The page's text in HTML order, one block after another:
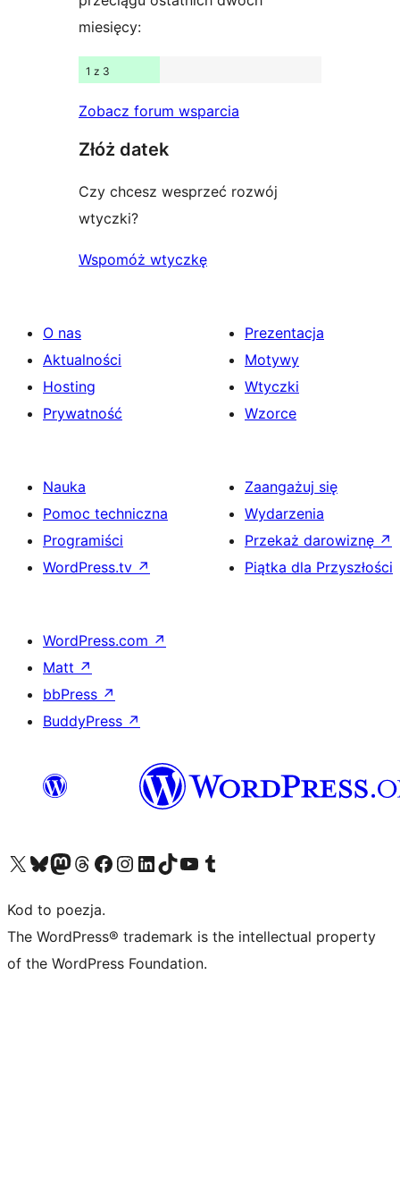
miesięcy:
1 z 3
Zobacz forum wsparcia
Złóż datek
Czy chcesz wesprzeć rozwój
wtyczki?
Wspomóż wtyczkę
O nas
Aktualności
Hosting
Prywatność
Prezentacja
Motywy
Wtyczki
Wzorce
Nauka
Pomoc techniczna
Programiści
WordPress.tv ↗
Zaangażuj się
Wydarzenia
Przekaż darowiznę ↗
Piątka dla Przyszłości
WordPress.com ↗
Matt ↗
bbPress ↗
BuddyPress ↗
Odwiedź nasze konto X (dawniej Twitter)
Odwiedź nasze konto Bluesky
Odwiedź nasze konto na Mastodoncie
Odwiedź naszego Threadsa
Odwiedź naszego Facebooka
Odwiedź nasze konto na Instagramie
Odwiedź nasze konto na LinkedIn
Odwiedź naszego TikToka
Odwiedź nasz kanał YouTube
Odwiedź naszego Tumblra
Kod to poezja.
The WordPress® trademark is the intellectual property
of the WordPress Foundation.